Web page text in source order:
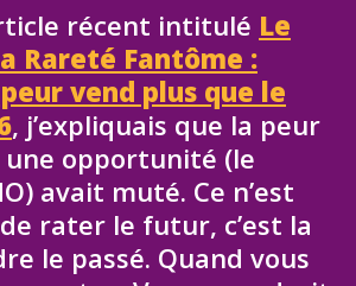
récent intitulé Le
Rareté Fantôme :
vend plus que le
, j’expliquais que la peur
opportunité (le
avait muté. Ce n’est
rater le futur, c’est la
le passé. Quand vous